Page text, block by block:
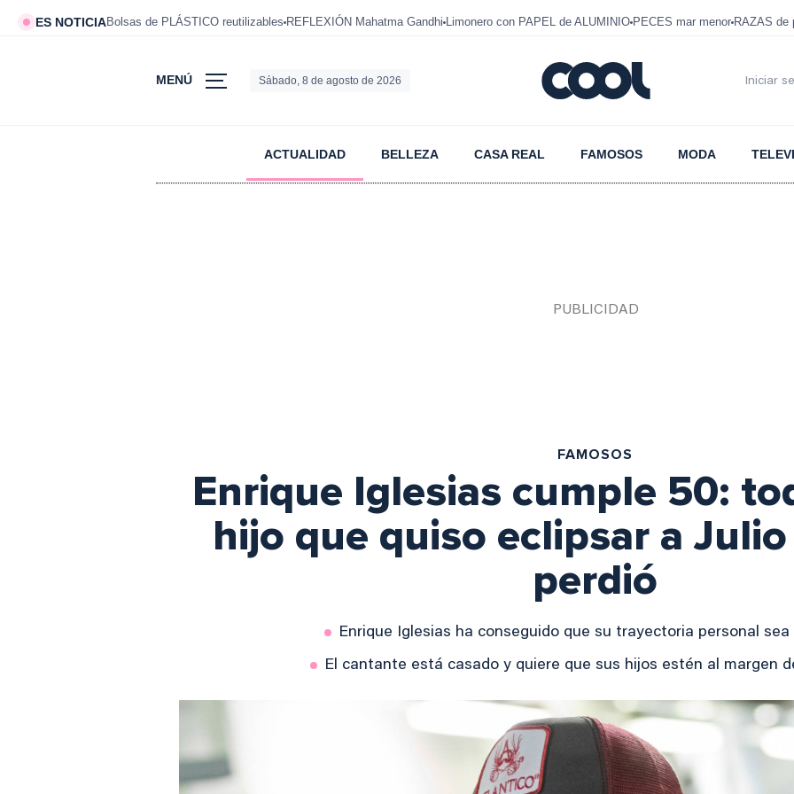
ES NOTICIABolsas de PLÁSTICO reutilizables REFLEXIÓN Mahatma Gandhi Limonero con PAPEL de ALUMINIO PECES mar menor RAZAS de
MENÚ Sábado, 8 de agosto de 2026 Iniciar
ACTUALIDAD BELLEZA CASA REAL FAMOSOS MODA
FAMOSOS
Enrique Iglesias cumple 50:
hijo que quiso eclipsar a
perdió
Enrique Iglesias ha conseguido que su trayectoria personal
El cantante está casado y quiere que sus hijos estén al margen